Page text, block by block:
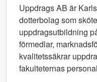
Uppdrags AB är
dotterbolag som
uppdragsutbildning
förmedlar,
kvalitetssäkrar
fakulteternas